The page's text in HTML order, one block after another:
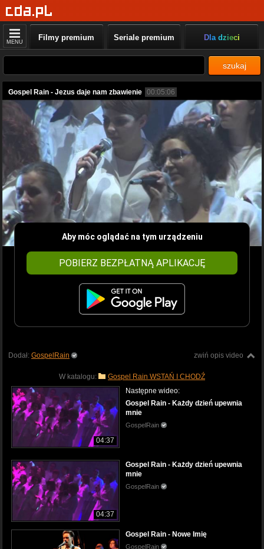
MENU Filmy premium Seriale premium Dla dzieci
szukaj
Gospel Rain - Jezus daje nam zbawienie 00:05:06
Aby móc oglądać na tym urządzeniu
POBIERZ BEZPŁATNĄ APLIKACJĘ
zwiń opis video
Dodał: GospelRain
W katalogu: Gospel Rain WSTAŃ I CHODŹ
04:37
Następne wideo:
Gospel Rain - Każdy dzień upewnia
mnie
GospelRain
04:37
Gospel Rain - Każdy dzień upewnia
mnie
GospelRain
Gospel Rain - Nowe Imię
GospelRain